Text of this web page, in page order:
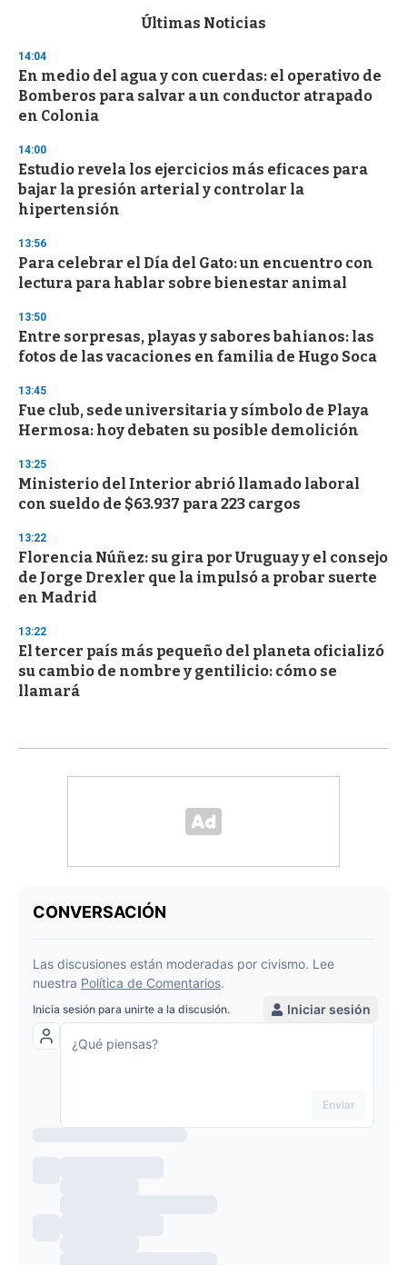
d
s
o
f
3
s
e
c
o
n
s
Últimas Noticias
14:04
En medio del agua y con cuerdas: el operativo de
Bomberos para salvar a un conductor atrapado
en Colonia
14:00
Estudio revela los ejercicios más eficaces para
bajar la presión arterial y controlar la
hipertensión
13:56
Para celebrar el Día del Gato: un encuentro con
lectura para hablar sobre bienestar animal
13:50
Entre sorpresas, playas y sabores bahianos: las
fotos de las vacaciones en familia de Hugo Soca
13:45
Fue club, sede universitaria y símbolo de Playa
Hermosa: hoy debaten su posible demolición
13:25
Ministerio del Interior abrió llamado laboral
con sueldo de $63.937 para 223 cargos
13:22
Florencia Núñez: su gira por Uruguay y el consejo
de Jorge Drexler que la impulsó a probar suerte
en Madrid
13:22
El tercer país más pequeño del planeta oficializó
su cambio de nombre y gentilicio: cómo se
llamará